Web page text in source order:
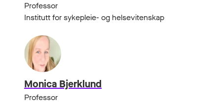
Professor
Institutt for sykepleie- og helsevitenskap
Monica Bjerklund
Professor